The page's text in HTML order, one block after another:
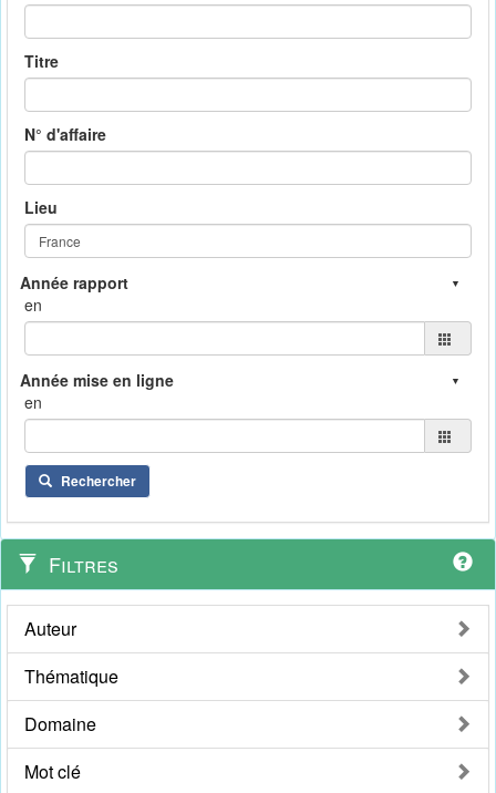
Titre
N° d'affaire
Lieu
en
en
Rechercher
Filtres
Auteur
Thématique
Domaine
Mot clé